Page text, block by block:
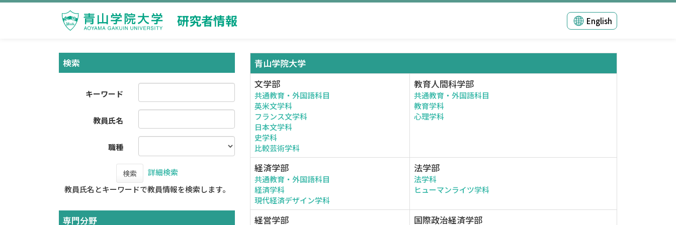
研究者情報 English
検索
キーワード
教員氏名
職種
検索
詳細検索
教員氏名とキーワードで教員情報を検索します。
専門分野
青山学院大学
文学部
共通教育・外国語科目
英米文学科
フランス文学科
日本文学科
史学科
比較芸術学科
教育人間科学部
共通教育・外国語科目
教育学科
心理学科
経済学部
共通教育・外国語科目
経済学科
現代経済デザイン学科
法学部
法学科
ヒューマンライツ学科
経営学部 国際政治経済学部